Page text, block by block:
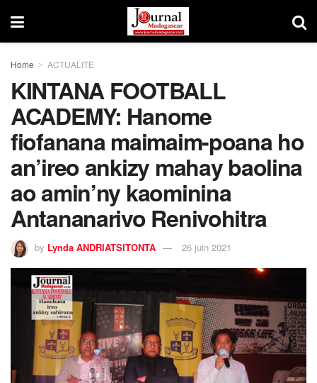
Home ACTUALITE
KINTANA FOOTBALL
ACADEMY: Hanome
fiofanana maimaim-poana ho
an’ireo ankizy mahay baolina
ao amin’ny kaominina
Antananarivo Renivohitra
by Lynda ANDRIATSITONTA 26 juin 2021